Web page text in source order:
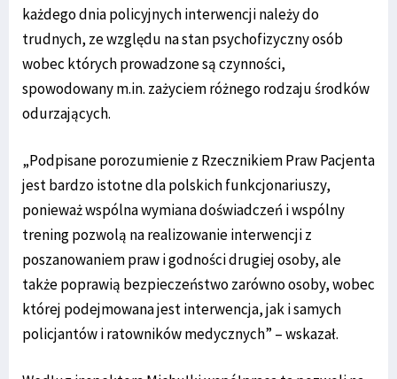
każdego dnia policyjnych interwencji należy do
trudnych, ze względu na stan psychofizyczny osób
wobec których prowadzone są czynności,
spowodowany m.in. zażyciem różnego rodzaju środków
odurzających.
„Podpisane porozumienie z Rzecznikiem Praw Pacjenta
jest bardzo istotne dla polskich funkcjonariuszy,
ponieważ wspólna wymiana doświadczeń i wspólny
trening pozwolą na realizowanie interwencji z
poszanowaniem praw i godności drugiej osoby, ale
także poprawią bezpieczeństwo zarówno osoby, wobec
której podejmowana jest interwencja, jak i samych
policjantów i ratowników medycznych” – wskazał.